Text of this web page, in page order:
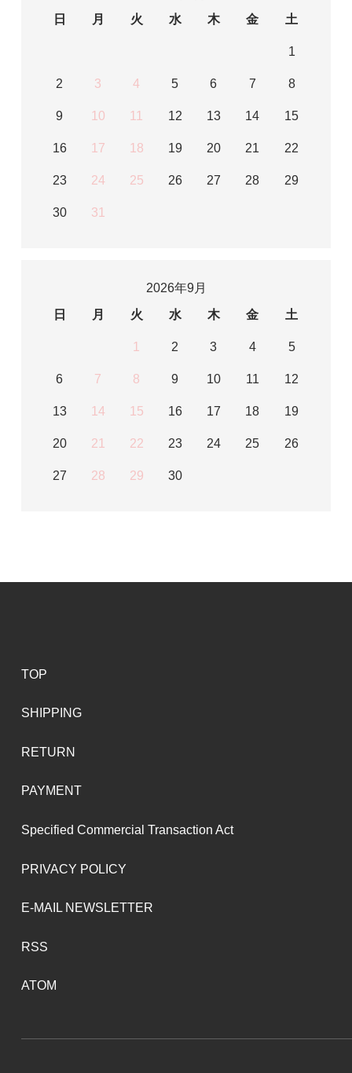
日
月 火 水 木 金 土
1
2 3 4 5 6 7 8
9 10 11 12 13 14 15
16 17 18 19 20 21 22
23 24 25 26 27 28 29
30 31
2026年9月
日
月 火 水 木 金 土
1 2 3 4 5
6 7 8 9 10 11 12
13 14 15 16 17 18 19
20 21 22 23 24 25 26
27 28 29 30
TOP
SHIPPING
RETURN
PAYMENT
Specified Commercial Transaction Act
PRIVACY POLICY
E-MAIL NEWSLETTER
RSS
ATOM